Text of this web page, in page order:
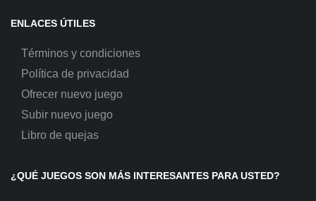
ENLACES ÚTILES
Términos y condiciones
Política de privacidad
Ofrecer nuevo juego
Subir nuevo juego
Libro de quejas
¿QUÉ JUEGOS SON MÁS INTERESANTES PARA USTED?